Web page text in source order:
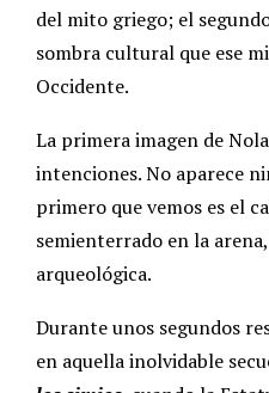
del mito griego; el
sombra cultural que ese
Occidente.
La primera imagen de
intenciones. No aparece
primero que vemos es el
semienterrado en la
arqueológica.
Durante unos segundos
en aquella inolvidable